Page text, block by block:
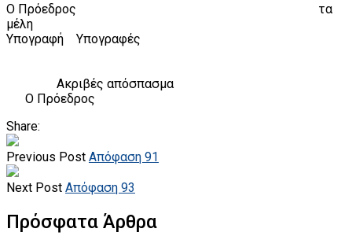
Ο Πρόεδρος τα
μέλη
Υπογραφή Υπογραφές
Ακριβές απόσπασμα
Ο Πρόεδρος
Share:
Previous Post Απόφαση 91
Next Post Απόφαση 93
Πρόσφατα Άρθρα